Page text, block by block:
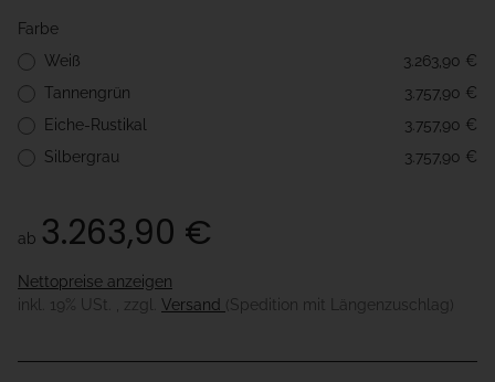
Farbe
Weiß
3.263,90 €
Tannengrün
3.757,90 €
Eiche-Rustikal
3.757,90 €
Silbergrau
3.757,90 €
ab 3.263,90 €
Nettopreise anzeigen
inkl. 19% USt. , zzgl. Versand (Spedition mit Längenzuschlag)